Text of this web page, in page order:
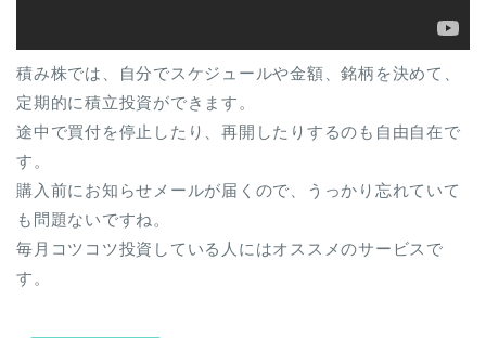
積み株では、自分でスケジュールや金額、銘柄を決めて、
定期的に積立投資ができます。
途中で買付を停止したり、再開したりするのも自由自在で
す。
購入前にお知らせメールが届くので、うっかり忘れていて
も問題ないですね。
毎月コツコツ投資している人にはオススメのサービスで
す。